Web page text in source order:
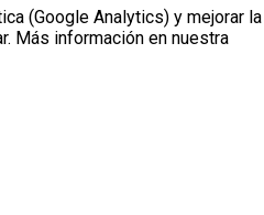
(Google Analytics) y mejorar la
Más información en nuestra